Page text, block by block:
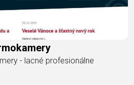
- lacné profesionálne